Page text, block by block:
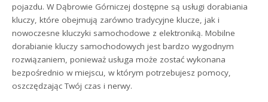
pojazdu. W Dąbrowie Górniczej dostępne są usługi dorabiania
kluczy, które obejmują zarówno tradycyjne klucze, jak i
nowoczesne kluczyki samochodowe z elektroniką. Mobilne
dorabianie kluczy samochodowych jest bardzo wygodnym
rozwiązaniem, ponieważ usługa może zostać wykonana
bezpośrednio w miejscu, w którym potrzebujesz pomocy,
oszczędzając Twój czas i nerwy.